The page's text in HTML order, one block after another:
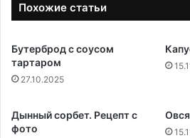
Похожие статьи
Бутерброд с соусом
тартаром
27.10.2025
Дынный сорбет. Рецепт с
фото